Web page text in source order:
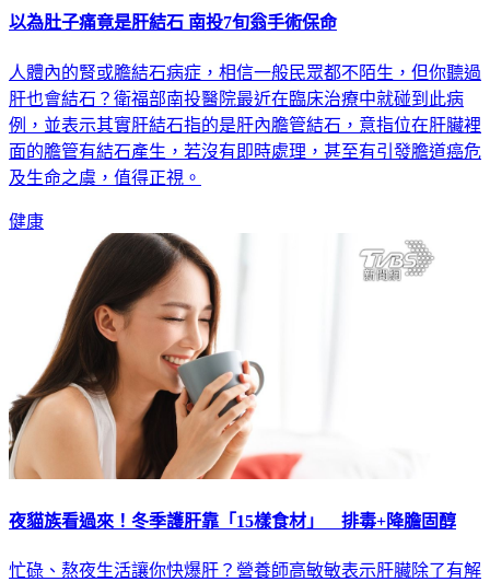
以為肚子痛竟是肝結石 南投7旬翁手術保命
人體內的腎或膽結石病症，相信一般民眾都不陌生，但你聽過
肝也會結石？衛福部南投醫院最近在臨床治療中就碰到此病
例，並表示其實肝結石指的是肝內膽管結石，意指位在肝臟裡
面的膽管有結石產生，若沒有即時處理，甚至有引發膽道癌危
及生命之虞，值得正視。
健康
夜貓族看過來！冬季護肝靠「15樣食材」 排毒+降膽固醇
忙碌、熬夜生活讓你快爆肝？營養師高敏敏表示肝臟除了有解